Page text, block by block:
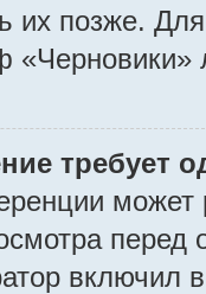
их позже.
«Черновики»
требует
включил